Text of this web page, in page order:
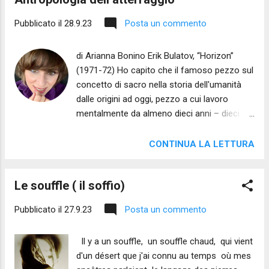
miele appende foglie alle orecchie e si sente
ricompensano i fichi con la vita. _____
"Pensa alle cose belle" Un bacio sulla fronte
e la pioggia sulla grondaia. Piccola carpa koi,
drago bianco volante. "Sono tutte belle le
creature che dormono". Il caprifico spuntava
cocaina nella credenza in cucina. “Papà ti
Pubblicato il 28.9.23 Posta un commento
di Arianna Bonino Erik Bulatov, “Horizon”
(1971-72) Ho capito che il famoso pezzo sul
concetto di sacro nella storia dell'umanità
dalle origini ad oggi, pezzo a cui lavoro
mentalmente da almeno dieci anni – dieci
buona fede, forse) di rassicurarmi a più
e ineluttabilmente. Nel frattempo ho
ritualità apotropaiche dedicate alla
degli atterraggi aerei: coroncine
all'Ausiliatrice – sussurrate, con la mano
CONTINUA LA LETTURA
Le souffle ( il soffio)
Pubblicato il 27.9.23 Posta un commento
Il y a un souffle, un souffle chaud, qui vient
d'un désert que j'ai connu au temps où mes